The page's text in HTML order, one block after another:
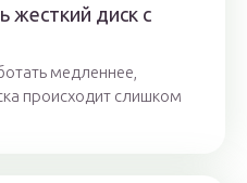
жесткий диск с
медленнее,
происходит слишком